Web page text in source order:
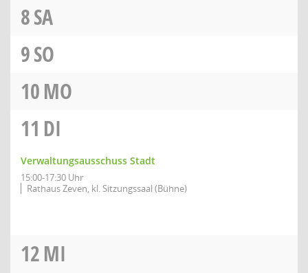
8SA
9SO
10MO
11 DI
Verwaltungsausschuss Stadt
15:00-17:30 Uhr
Rathaus Zeven, kl. Sitzungssaal (Bühne)
12MI